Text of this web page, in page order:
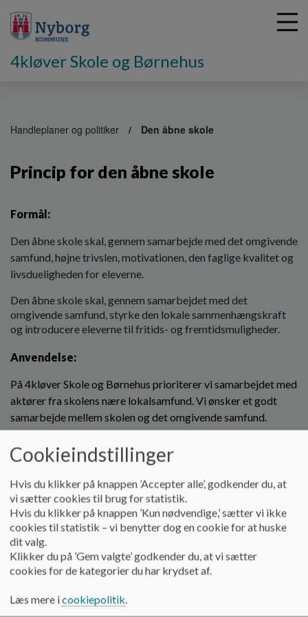
4kløver Skole og Børnehus
Handleplaner og politiker Den åbne skole
Princip for den åbne skole
Formål:
Den åbne skole skal, gennem samarbejde med det omgivende
samfund, højne trivslen, motivationen, den faglige kvalitet og
livsdueligheden for eleverne.
Den åbne skole skal, gennem samarbejdet med det
omgivende samfund, styrke den lokale sammenhængskraft
og introducere eleverne til fritids- og fremtidsmuligheder.
Anvendelse:
På 4kløver Skole og Børnehus prioriterer vi samarbejdet med
aktører fra skolens nære lokalsamfund. Vi ønsker et godt
samarbejde mellem skolen og det omgivende samfund.
samarbejdspartnere i undervisningen i løbet af et skoleår –
erhvervslivet såvel som frivillige og andre borgere i
lokalsamfundet.
Indhold:
Aktiviteter i samarbejdet mellem skole og det omgivende
samfund, bidrager til at opfylde målene for de enkelte fag og
har en klar kobling mellem teori og praksis.
Det tilstræbes, at samarbejdet mellem skolen og det
Cookieindstillinger
Hvis du klikker på knappen ’Accepter alle’, godkender du, at
vi sætter cookies til brug for statistik.
Hvis du klikker på knappen ’Kun nødvendige,’ sætter vi ikke
cookies til statistik – vi benytter dog en cookie for at huske
dit valg.
Klikker du på ’Gem valgte’ godkender du, at vi sætter
cookies for de kategorier du har krydset af.
Læs mere icookiepolitik.